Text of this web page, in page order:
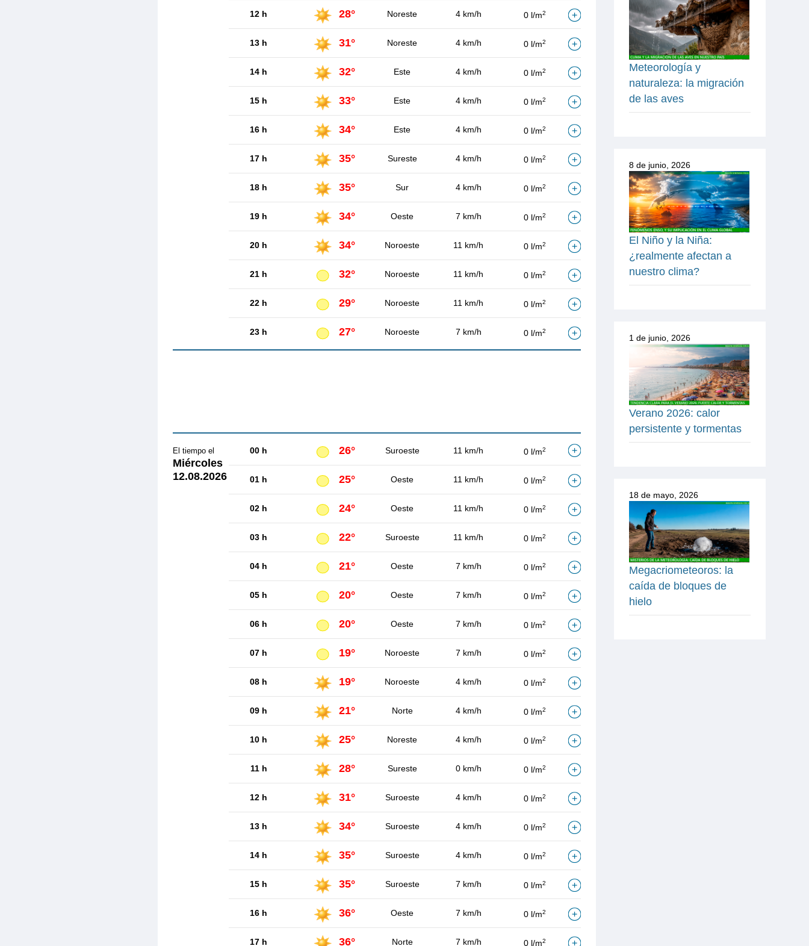
12 h 28° Noreste 4 km/h 0 l/m2
13 h 31° Noreste 4 km/h 0 l/m2
14 h 32° Este 4 km/h 0 l/m2
15 h 33° Este 4 km/h 0 l/m2
16 h 34° Este 4 km/h 0 l/m2
17 h 35° Sureste 4 km/h 0 l/m2
18 h 35° Sur 4 km/h 0 l/m2
19 h 34° Oeste 7 km/h 0 l/m2
20 h 34° Noroeste 11 km/h 0 l/m2
21 h 32° Noroeste 11 km/h 0 l/m2
22 h 29° Noroeste 11 km/h 0 l/m2
23 h 27° Noroeste 7 km/h 0 l/m2
El tiempo el
Miércoles
12.08.2026
00 h 26° Suroeste 11 km/h 0 l/m2
01 h 25° Oeste 11 km/h 0 l/m2
02 h 24° Oeste 11 km/h 0 l/m2
03 h 22° Suroeste 11 km/h 0 l/m2
04 h 21° Oeste 7 km/h 0 l/m2
05 h 20° Oeste 7 km/h 0 l/m2
06 h 20° Oeste 7 km/h 0 l/m2
07 h 19° Noroeste 7 km/h 0 l/m2
08 h 19° Noroeste 4 km/h 0 l/m2
09 h 21° Norte 4 km/h 0 l/m2
10 h 25° Noreste 4 km/h 0 l/m2
11 h 28° Sureste 0 km/h 0 l/m2
12 h 31° Suroeste 4 km/h 0 l/m2
13 h 34° Suroeste 4 km/h 0 l/m2
14 h 35° Suroeste 4 km/h 0 l/m2
15 h 35° Suroeste 7 km/h 0 l/m2
16 h 36° Oeste 7 km/h 0 l/m2
17 h 36° Norte 7 km/h 0 l/m2
Meteorología y
naturaleza: la migración
de las aves
8 de junio, 2026
El Niño y la Niña:
¿realmente afectan a
nuestro clima?
1 de junio, 2026
Verano 2026: calor
persistente y tormentas
18 de mayo, 2026
Megacriometeoros: la
caída de bloques de
hielo